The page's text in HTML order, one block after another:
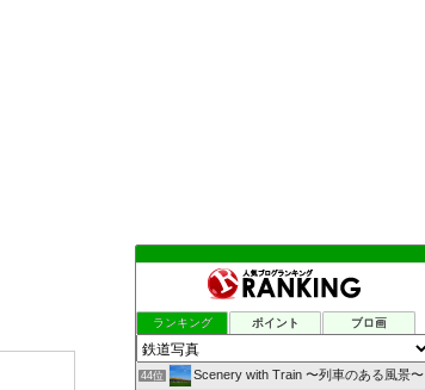
ランキング ポイント ブロ画
44位 Scenery with Train 〜列車のある風景〜